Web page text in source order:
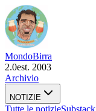
MondoBirra
2.0est. 2003
Archivio
NOTIZIE
Tutte le notizieSubstack